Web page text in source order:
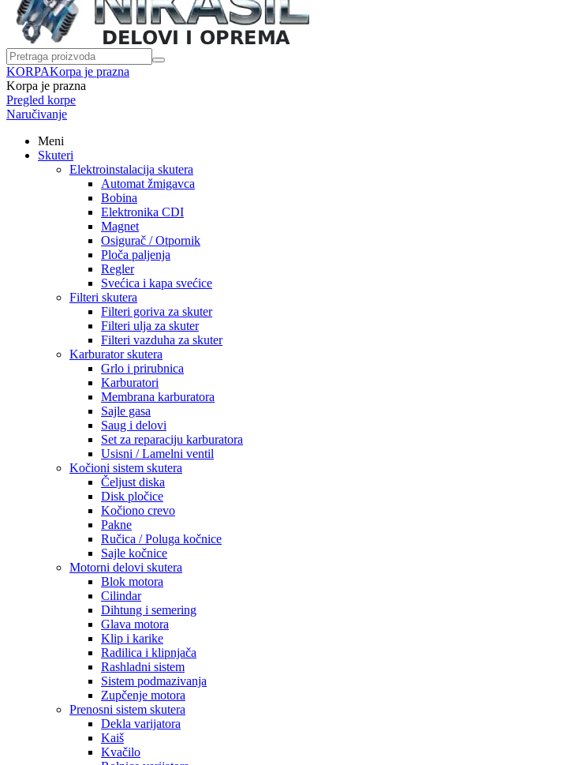
KORPAKorpa je prazna
Korpa je prazna
Pregled korpe
Naručivanje
Meni
Skuteri
Elektroinstalacija skutera
Automat žmigavca
Bobina
Elektronika CDI
Magnet
Osigurač / Otpornik
Ploča paljenja
Regler
Svećica i kapa svećice
Filteri skutera
Filteri goriva za skuter
Filteri ulja za skuter
Filteri vazduha za skuter
Karburator skutera
Grlo i prirubnica
Karburatori
Membrana karburatora
Sajle gasa
Saug i delovi
Set za reparaciju karburatora
Usisni / Lamelni ventil
Kočioni sistem skutera
Čeljust diska
Disk pločice
Kočiono crevo
Pakne
Ručica / Poluga kočnice
Sajle kočnice
Motorni delovi skutera
Blok motora
Cilindar
Dihtung i semering
Glava motora
Klip i karike
Radilica i klipnjača
Rashladni sistem
Sistem podmazivanja
Zupčenje motora
Prenosni sistem skutera
Dekla varijatora
Kaiš
Kvačilo